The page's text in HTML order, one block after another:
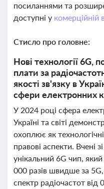
посиланнями та
доступні у комерційній
Стисло про головне:
Нові технології 6G,
плати за
якості зв'язку в
сфери електронних
У 2024 році сфера
Україні та світі
охоплює як
правові аспекти.
унікальний 6G чип,
000 разів швидше за
спектр радіочастот від